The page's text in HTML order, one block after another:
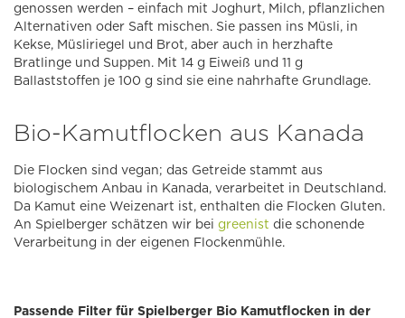
genossen werden – einfach mit Joghurt, Milch, pflanzlichen
Alternativen oder Saft mischen. Sie passen ins Müsli, in
Kekse, Müsliriegel und Brot, aber auch in herzhafte
Bratlinge und Suppen. Mit 14 g Eiweiß und 11 g
Ballaststoffen je 100 g sind sie eine nahrhafte Grundlage.
Bio-Kamutflocken aus Kanada
Die Flocken sind vegan; das Getreide stammt aus
biologischem Anbau in Kanada, verarbeitet in Deutschland.
Da Kamut eine Weizenart ist, enthalten die Flocken Gluten.
An Spielberger schätzen wir bei greenist die schonende
Verarbeitung in der eigenen Flockenmühle.
Passende Filter für Spielberger Bio Kamutflocken in der